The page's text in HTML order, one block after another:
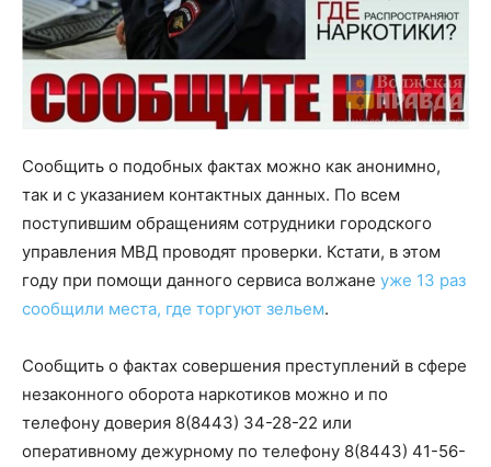
Сообщить о подобных фактах можно как анонимно,
так и с указанием контактных данных. По всем
поступившим обращениям сотрудники городского
управления МВД проводят проверки. Кстати, в этом
году при помощи данного сервиса волжане уже 13 раз
сообщили места, где торгуют зельем.
Сообщить о фактах совершения преступлений в сфере
незаконного оборота наркотиков можно и по
телефону доверия 8(8443) 34-28-22 или
оперативному дежурному по телефону 8(8443) 41-56-